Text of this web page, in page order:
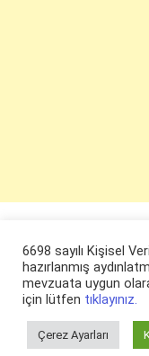
©
6698 sayılı Kişisel
hazırlanmış
mevzuata uygun
için lütfen tıklayınız.
Çerez Ayarları